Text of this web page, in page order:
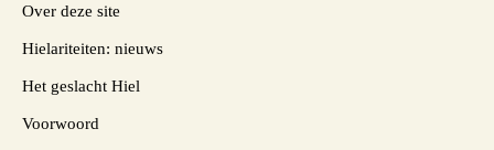
Over deze site
Hielariteiten: nieuws
Het geslacht Hiel
Voorwoord